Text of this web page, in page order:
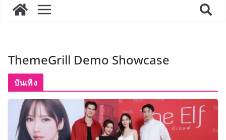
มหาวิทยาลัยเท่านั้น แต่ยังเตรียมพวก
เขาให้พร้อมเป็นผู้กำหนดอนาคต”
พร้อมฟรีคอนเสิร์ต “โชค รถแห่” ยกวง
ThemeGrill Demo Showcase
บันเทิง